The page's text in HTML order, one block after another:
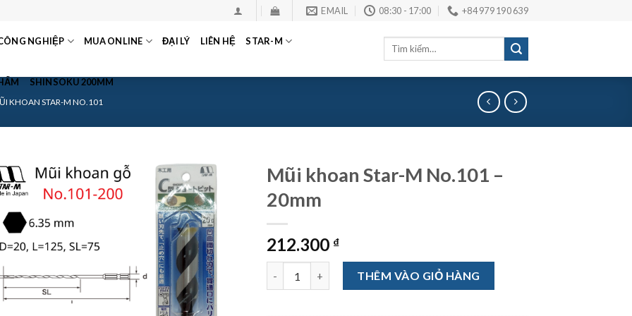
EMAIL 08:30 - 17:00 +84 979 190 639
NGHIỆP MUA ONLINE ĐẠI LÝ LIÊN HỆ STAR-M
SHINSOKU 200MM
Tìm
KHOAN STAR-M NO.101
Mũi khoan Star-M No.101 –
20mm
212.300 ₫
Mũi khoan Star-M No.101 - 20mm số lượng
THÊM VÀO GIỎ HÀNG